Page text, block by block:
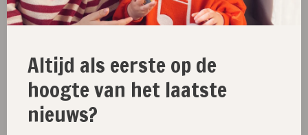
Kleding
Cadeautjes
Lifestyle
Shop the look
Altijd als eerste op de
hoogte van het laatste
nieuws?